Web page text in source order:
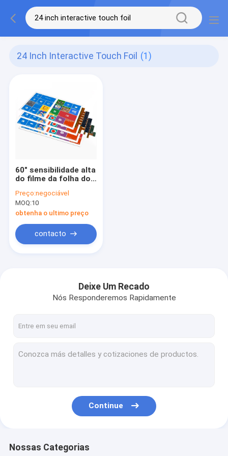
24 Inch Interactive Touch Foil (1)
60" sensibilidade alta
do filme da folha do
com Sis Controller
Preço:negociável
MOQ:10
obtenha o ultimo preço
contacto
Deixe Um Recado
Nós Responderemos Rapidamente
Continue
Nossas Categorias